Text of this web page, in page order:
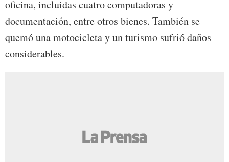
oficina, incluidas cuatro computadoras y
documentación, entre otros bienes. También se
quemó una motocicleta y un turismo sufrió daños
considerables.